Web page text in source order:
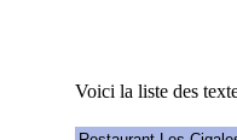
Voici la liste des